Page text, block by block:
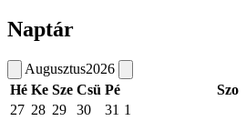
Naptár
Augusztus2026
Hé Ke Sze Csü Pé Szo
27 28 29 30 31 1